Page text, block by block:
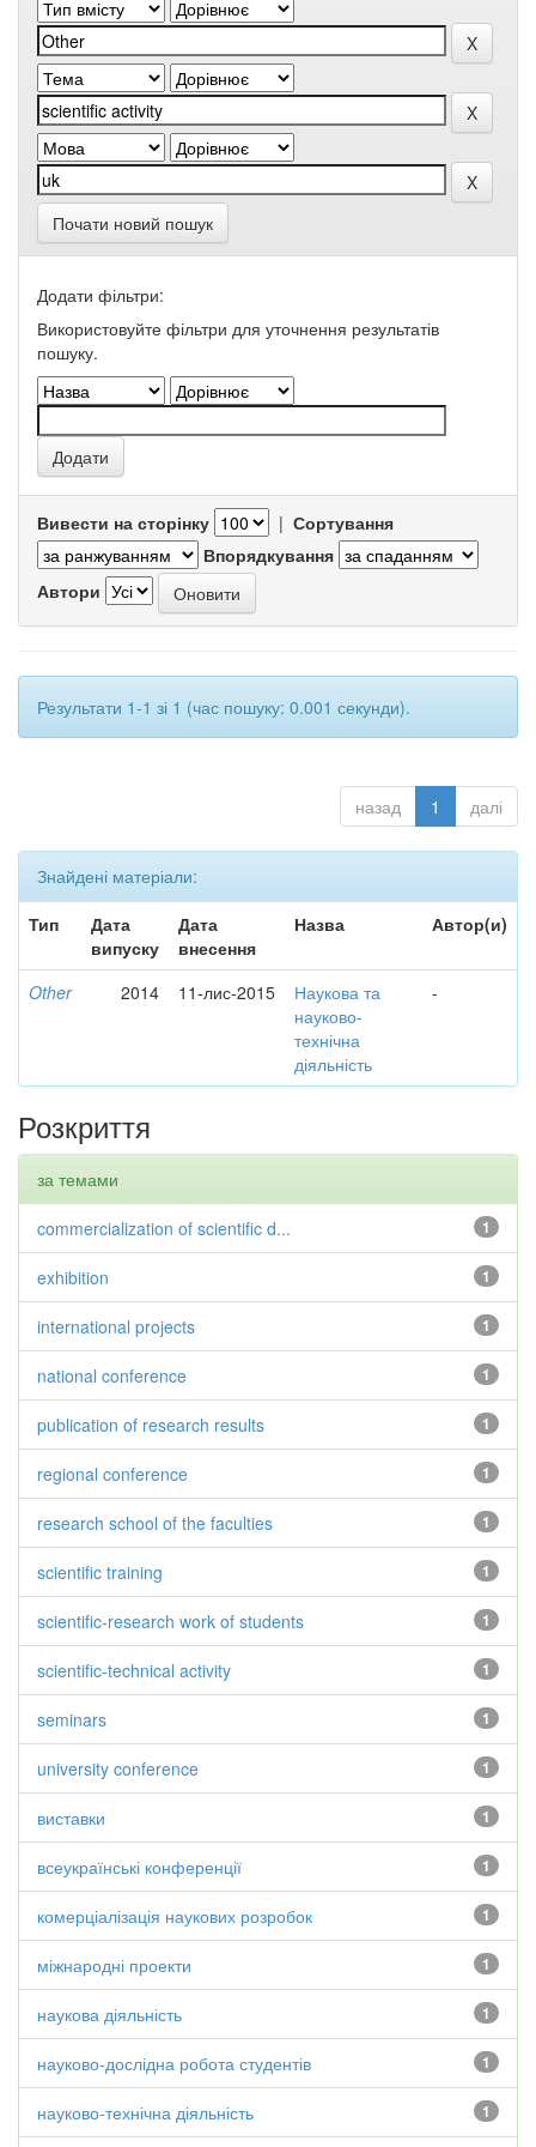
Почати новий пошук
Додати фільтри:
Використовуйте фільтри для уточнення результатів
пошуку.
Вивести на сторінку | Сортування
Впорядкування
Автори
Результати 1-1 зі 1 (час пошуку: 0.001 секунди).
назад 1 далі
Знайдені матеріали:
Тип
Дата
випуску
Дата
внесення
Назва Автор(и)
Other 2014 11-лис-2015
Наукова та
науково-
технічна
діяльність
-
Розкриття
за темами
1
commercialization of scientific d...
1
exhibition
1
international projects
1
national conference
1
publication of research results
1
regional conference
1
research school of the faculties
1
scientific training
1
scientific-research work of students
1
scientific-technical activity
1
seminars
1
university conference
1
виставки
1
всеукраїнські конференції
1
комерціалізація наукових розробок
1
міжнародні проекти
1
наукова діяльність
1
науково-дослідна робота студентів
1
науково-технічна діяльність